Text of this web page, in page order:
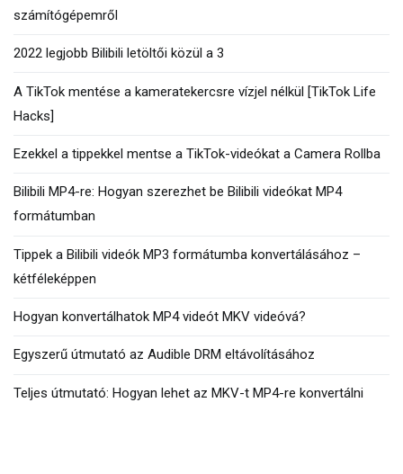
számítógépemről
2022 legjobb Bilibili letöltői közül a 3
A TikTok mentése a kameratekercsre vízjel nélkül [TikTok Life
Hacks]
Ezekkel a tippekkel mentse a TikTok-videókat a Camera Rollba
Bilibili MP4-re: Hogyan szerezhet be Bilibili videókat MP4
formátumban
Tippek a Bilibili videók MP3 formátumba konvertálásához –
kétféleképpen
Hogyan konvertálhatok MP4 videót MKV videóvá?
Egyszerű útmutató az Audible DRM eltávolításához
Teljes útmutató: Hogyan lehet az MKV-t MP4-re konvertálni